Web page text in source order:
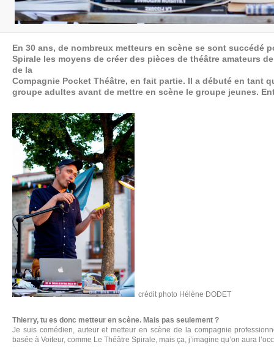
En 30 ans, de nombreux metteurs en scène se sont succédé
Spirale les moyens de créer des pièces de théâtre amateurs
de la
Compagnie Pocket Théâtre, en fait partie. Il a débuté en tant
groupe adultes avant de mettre en scène le groupe jeunes.
crédit photo Hélène DODET
Thierry, tu es donc metteur en scène. Mais pas seulement ?
Je suis comédien, auteur et metteur en scène de la compagnie
basée à Voiteur, comme Le Théâtre Spirale, mais ça, j’imagine qu’on aura